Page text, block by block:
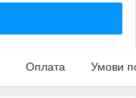
Оплата Умови